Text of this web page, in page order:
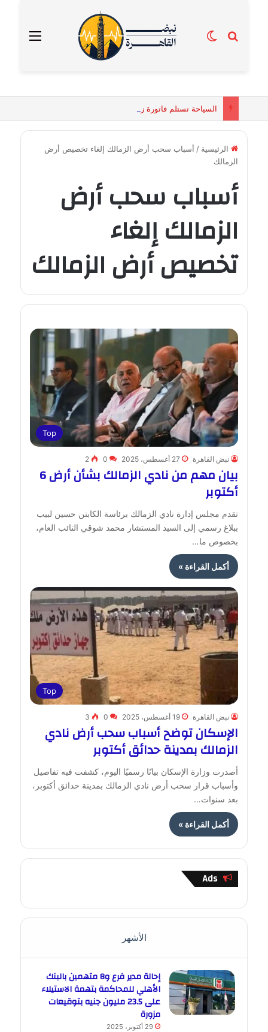
القائمة بحث عنالوضع المظلم
الرئيسية / أسباب سحب أرض الزمالك إلغاء تخصيص أرض
الزمالك
أسباب سحب أرض
الزمالك إلغاء
تخصيص أرض الزمالك
Top
نبض القاهرة 27 أغسطس، 2025 0
2
بيان مهم من نادي الزمالك بشأن أرض 6
أكتوبر
تقدم مجلس إدارة نادي الزمالك برئاسة الكابتن حسين لبيب
ببلاغ رسمي إلى السيد المستشار محمد شوقي النائب العام،
بخصوص ما…
أكمل القراءة »
Top
نبض القاهرة 19 أغسطس، 2025 0
3
الإسكان توضح أسباب سحب أرض نادي
الزمالك بمدينة حدائق أكتوبر
أصدرت وزارة الإسكان بيانًا رسميًا اليوم، كشفت فيه تفاصيل
وأسباب قرار سحب أرض نادي الزمالك بمدينة حدائق أكتوبر،
بعد سنوات…
أكمل القراءة »
Ads
الأشهر
إحالة مدير فرع و8 متهمين بالبنك
الأهلي للمحاكمة بتهمة الاستيلاء
على 23.5 مليون جنيه بتوقيعات
مزورة
29 أكتوبر، 2025